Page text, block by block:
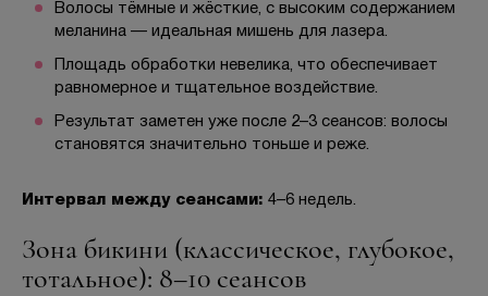
Волосы тёмные и жёсткие, с высоким содержанием
меланина — идеальная мишень для лазера.
Площадь обработки невелика, что обеспечивает
равномерное и тщательное воздействие.
Результат заметен уже после 2–3 сеансов: волосы
становятся значительно тоньше и реже.
Интервал между сеансами: 4–6 недель.
Зона бикини (классическое, глубокое,
тотальное): 8–10 сеансов